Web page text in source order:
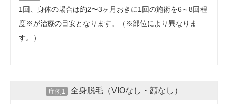
1回、身体の場合は約2〜3ヶ月おきに1回の施術を6～8回程
度※が治療の目安となります。（※部位により異なりま
す。）
症例1 全身脱毛（VIOなし・顔なし）